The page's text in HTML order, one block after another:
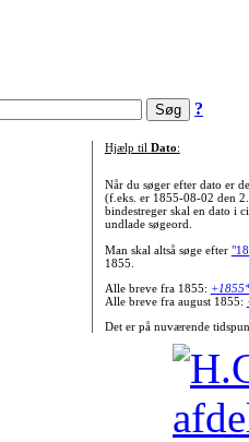
?
Hjælp til Dato:
Når du søger efter dato er
(f.eks. er 1855-08-02 den
bindestreger skal en dato i
undlade søgeord.
Man skal altså søge efter
1855.
Alle breve fra 1855:
Alle breve fra august 1855:
Det er på nuværende